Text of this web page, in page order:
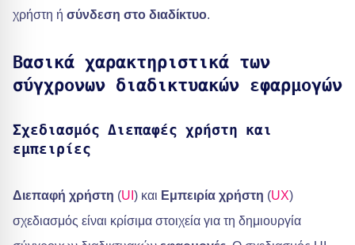
χρήστη ή σύνδεση στο διαδίκτυο.
Βασικά χαρακτηριστικά των
σύγχρονων διαδικτυακών εφαρμογών
Σχεδιασμός Διεπαφές χρήστη και
εμπειρίες
Διεπαφή χρήστη (UI ) και Εμπειρία χρήστη (UX)
σχεδιασμός είναι κρίσιμα στοιχεία για τη δημιουργία